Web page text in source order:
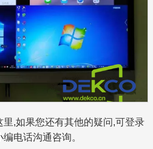
,如果您还有其他的疑问,可登录
电话沟通咨询。